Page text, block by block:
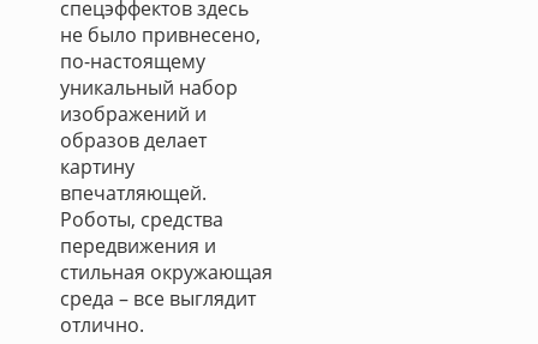
спецэффектов здесь
не было привнесено,
по-настоящему
уникальный набор
изображений и
образов делает
картину
впечатляющей.
Роботы, средства
передвижения и
стильная окружающая
среда – все выглядит
отлично.